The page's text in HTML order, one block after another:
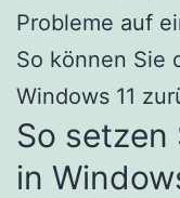
Probleme auf
So können Sie
Windows 11
So setzen
in